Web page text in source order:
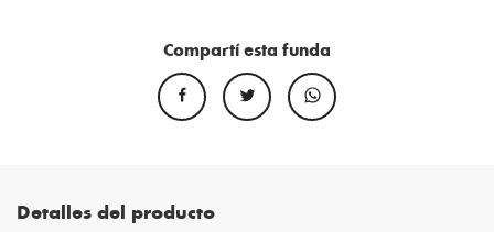
Compartí esta funda
Detalles del producto